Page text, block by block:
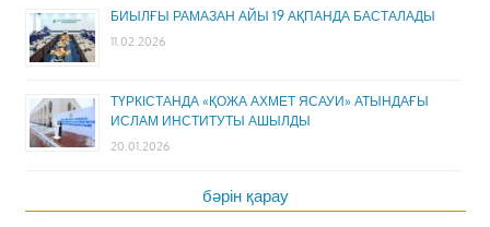
БИЫЛҒЫ РАМАЗАН АЙЫ 19 АҚПАНДА БАСТАЛАДЫ
11.02.2026
ТҮРКІСТАНДА «ҚОЖА АХМЕТ ЯСАУИ» АТЫНДАҒЫ
ИСЛАМ ИНСТИТУТЫ АШЫЛДЫ
20.01.2026
бәрін қарау